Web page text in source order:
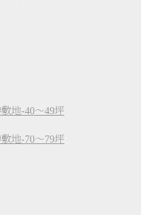
敷地-40～49坪
敷地-70～79坪